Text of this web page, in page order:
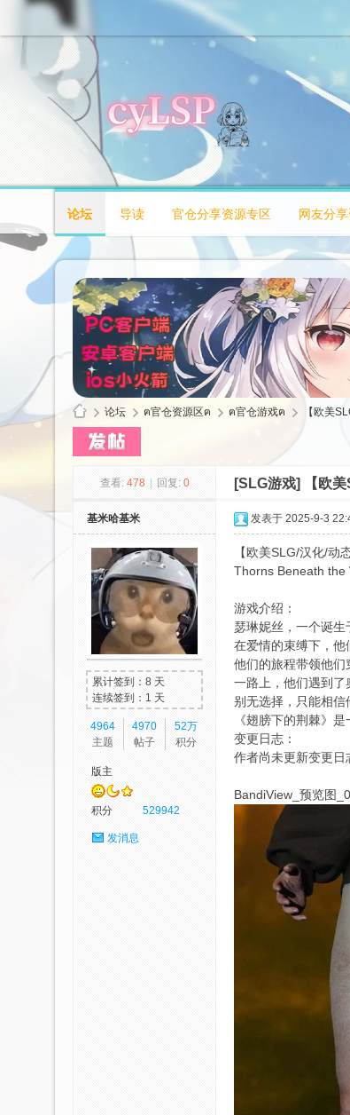
论坛 导读 官仓分享资源专区 网友分
论坛 ฅ官仓资源区ฅ ฅ官仓游戏ฅ 【欧美
查看: 478 回复: 0 [SLG游戏] 【欧
基米哈基米
累计签到：8 天
连续签到：1 天
4964
主题
4970
帖子
52万
积分
版主
积分 529942
发消息
发表于 2025-9-3
【欧美SLG/汉化/动
Thorns Beneath the
游戏介绍：
瑟琳妮丝，一个诞生
在爱情的束缚下，
他们的旅程带领他们
一路上，他们遇到了
别无选择，只能相信
《翅膀下的荆棘》
变更日志：
作者尚未更新变更日
BandiView_预览图